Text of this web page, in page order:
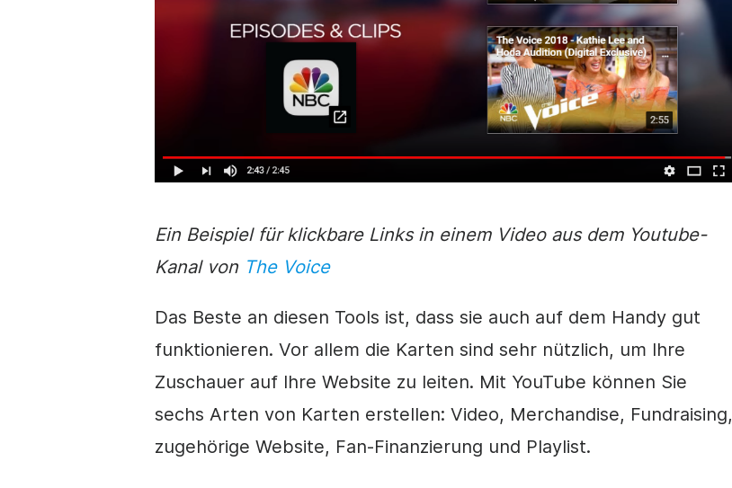
Ein Beispiel für klickbare Links in einem Videoaus dem Youtube-
Kanal von The Voice
Das Beste an diesen Tools ist, dass sie auch auf dem Handy gut
funktionieren. Vor allem die Karten sind sehr nützlich, um Ihre
Zuschauer auf Ihre Website zu leiten. Mit YouTube können Sie
sechs Arten von Karten erstellen: Video, Merchandise, Fundraising,
zugehörige Website, Fan-Finanzierung und Playlist.